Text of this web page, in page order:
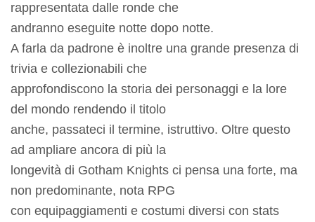
rappresentata dalle ronde che
andranno eseguite notte dopo notte.
A farla da padrone è inoltre una grande presenza di
trivia e collezionabili che
approfondiscono la storia dei personaggi e la lore
del mondo rendendo il titolo
anche, passateci il termine, istruttivo. Oltre questo
ad ampliare ancora di più la
longevità di Gotham Knights ci pensa una forte, ma
non predominante, nota RPG
con equipaggiamenti e costumi diversi con stats